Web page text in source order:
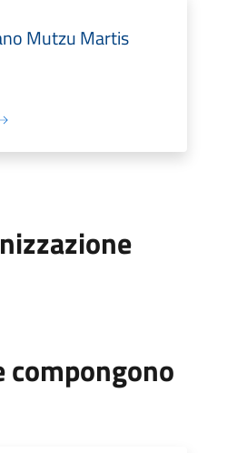
Mutzu Martis
compongono